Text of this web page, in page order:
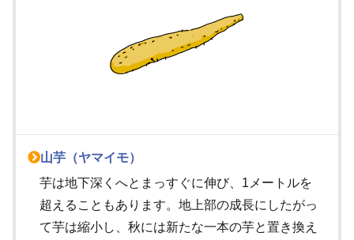
山芋（ヤマイモ）
芋は地下深くへとまっすぐに伸び、1メートルを
超えることもあります。地上部の成長にしたがっ
て芋は縮小し、秋には新たな一本の芋と置き換え